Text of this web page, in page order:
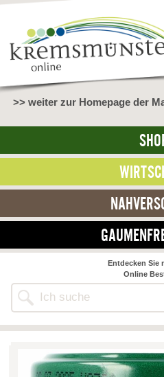
>> weiter zur Homepage der
Entdecken Sie
Online
NAHVERSORGER
>> Bauernmarkt <<
Bäckerei-Konditorei-Café
Biohof Öllinger